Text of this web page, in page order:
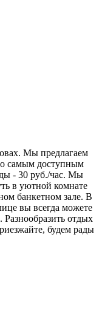
Мы предлагаем
самым доступным
- 30 руб./час. Мы
в уютной комнате
банкетном зале. В
вы всегда можете
отдых
будем рады